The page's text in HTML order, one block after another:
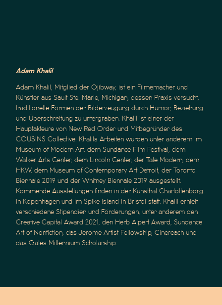
Adam Khalil
Adam Khalil, Mitglied der Ojibway, ist ein Filmemacher und
Künstler aus Sault Ste. Marie, Michigan, dessen Praxis versucht,
traditionelle Formen der Bilderzeugung durch Humor, Beziehung
und Überschreitung zu untergraben. Khalil ist einer der
Hauptakteure von New Red Order und Mitbegründer des
COUSINS Collective. Khalils Arbeiten wurden unter anderem im
Museum of Modern Art, dem Sundance Film Festival, dem
Walker Arts Center, dem Lincoln Center, der Tate Modern, dem
HKW, dem Museum of Contemporary Art Detroit, der Toronto
Biennale 2019 und der Whitney Biennale 2019 ausgestellt.
Kommende Ausstellungen finden in der Kunsthal Charlottenborg
in Kopenhagen und im Spike Island in Bristol statt. Khalil erhielt
verschiedene Stipendien und Förderungen, unter anderem den
Creative Capital Award 2021, den Herb Alpert Award, Sundance
Art of Nonfiction, das Jerome Artist Fellowship, Cinereach und
das Gates Millennium Scholarship.